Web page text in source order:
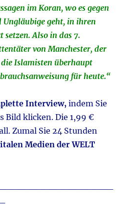
im Koran, wo es gegen
Ungläubige geht, in ihren
setzen. Also in das 7.
von Manchester, der
Islamisten überhaupt
für heute.“
Interview, indem Sie
Bild klicken. Die 1,99 €
Zumal Sie 24 Stunden
Medien der WELT